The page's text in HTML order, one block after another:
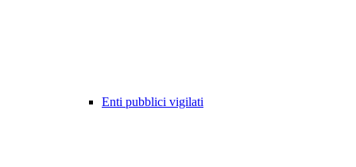
Enti pubblici vigilati